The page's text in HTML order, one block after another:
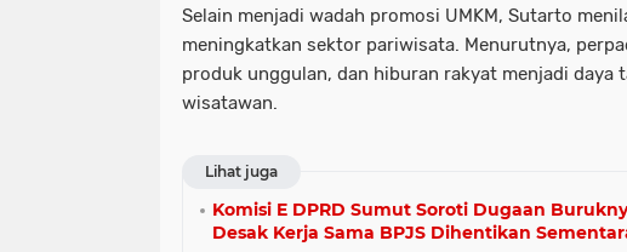
Selain menjadi wadah promosi UMKM, Sutarto
meningkatkan sektor pariwisata. Menurutnya,
produk unggulan, dan hiburan rakyat menjadi daya
wisatawan.
Lihat juga
Komisi E DPRD Sumut Soroti Dugaan
Desak Kerja Sama BPJS Dihentikan